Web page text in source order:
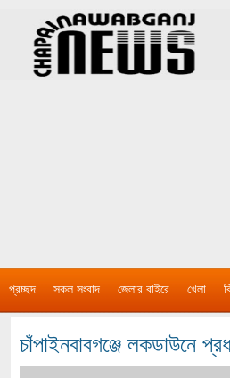
প্রচ্ছদ সকল সংবাদ জেলার বাইরে খেলা
চাঁপাইনবাবগঞ্জে লকডাউনে